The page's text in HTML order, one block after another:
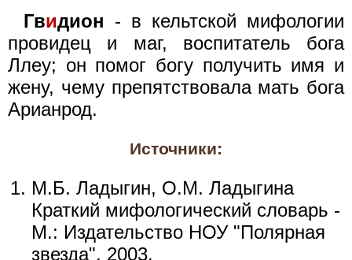
Гвидион - в кельтской мифологии
провидец и маг, воспитатель бога
Ллеу; он помог богу получить имя и
жену, чему препятствовала мать бога
Арианрод.
Источники:
М.Б. Ладыгин, О.М. Ладыгина
Краткий мифологический словарь -
М.: Издательство НОУ "Полярная
звезда", 2003.